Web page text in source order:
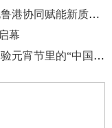
港城大副校长：织密内地科创布局 深化鲁港协同赋能新质生产力
幕
上合组织国家留学生走进上合示范区 体验元宵节里的“中国味”